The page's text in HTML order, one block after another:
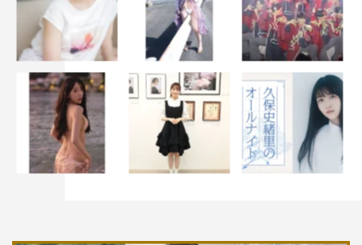
Def Tech Micro 平間壮一
東啓介 林翔太 田村芽実